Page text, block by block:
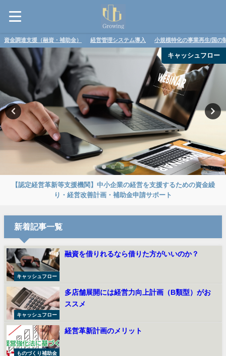
資金調達支援（融資・補助金） 経営管理システム導入 小規模特化の事業再生/国の
キャッシュフロー
【認定経営革新等支援機関】中小企業の経営を支援するための資金繰
り・経営改善計画・補助金申請サポート
新着記事一覧
キャッシュフロー
融資を借りれるなら借りた方がいいのか？
キャッシュフロー
多店舗展開には経営力向上計画（B類型）がお
ススメ
ものづくり補助金
経営革新計画のメリット